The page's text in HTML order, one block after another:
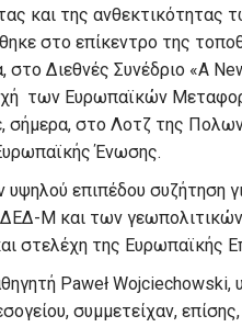
και της
στο επίκεντρο της
Διεθνές Συνέδριο «A
των Ευρωπαϊκών
στο Λοτζ της
Ένωσης.
επιπέδου συζήτηση
Μ και των
στελέχη της Ευρωπαϊκής
Paweł
συμμετείχαν,